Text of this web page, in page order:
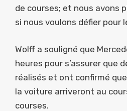
de courses; et nous avons
si nous voulons défier pour
Wolff a souligné que
heures pour s’assurer que
réalisés et ont confirmé
la voiture arriveront au
courses.